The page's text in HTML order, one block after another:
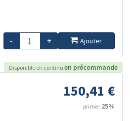
- + Ajouter
Disponible en continu en précommande
150,41 €
prime : 25%